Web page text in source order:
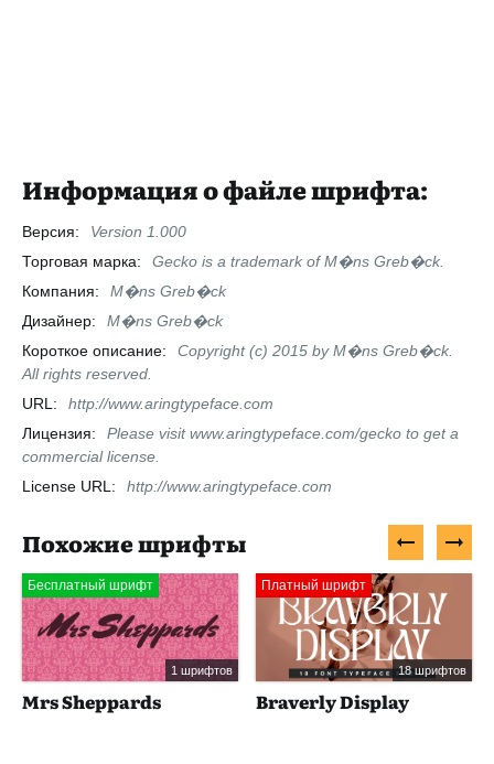
Информация о файле шрифта:
Версия:
Version 1.000
Торговая марка:
Gecko is a trademark of M�ns Greb�ck.
Компания:
M�ns Greb�ck
Дизайнер:
M�ns Greb�ck
Короткое описание:
Copyright (c) 2015 by M�ns Greb�ck.
All rights reserved.
URL:
http://www.aringtypeface.com
Лицензия:
Please visit www.aringtypeface.com/gecko to get a
commercial license.
License URL:
http://www.aringtypeface.com
Похожие шрифты
Бесплатный шрифт
1 шрифтов
Mrs Sheppards
Платный шрифт
18 шрифтов
Braverly Display